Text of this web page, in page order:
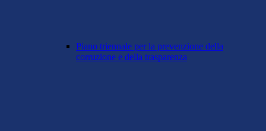
Piano triennale per la prevenzione della
corruzione e della trasparenza